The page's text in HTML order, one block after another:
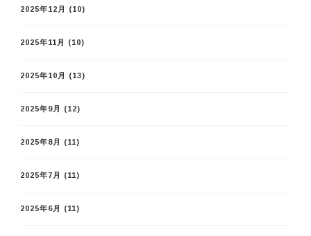
2025年12月 (10)
2025年11月 (10)
2025年10月 (13)
2025年9月 (12)
2025年8月 (11)
2025年7月 (11)
2025年6月 (11)